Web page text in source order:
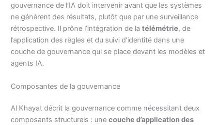
gouvernance de l’IA doit intervenir avant que les systèmes
ne génèrent des résultats, plutôt que par une surveillance
rétrospective. Il prône l’intégration de latélémétrie, de
l’application des règles et du suivi d’identité dans une
couche de gouvernance qui se place devant les modèles et
agents IA.
Composantes de la gouvernance
Al Khayat décrit la gouvernance comme nécessitant deux
composants structurels : unecouche d’application des